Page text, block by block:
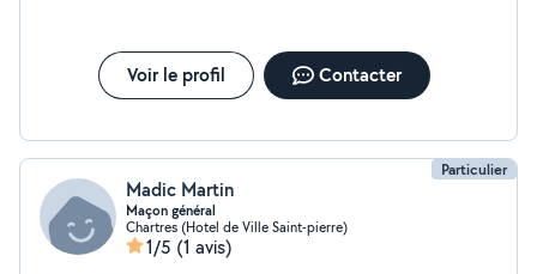
Voir le profil Contacter
Particulier
Madic Martin
Maçon général
Chartres (Hotel de Ville Saint-pierre)
1/5 (1 avis)